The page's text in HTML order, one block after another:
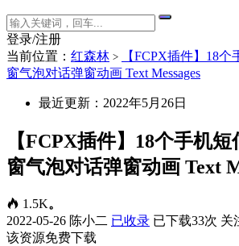
登录/注册
当前位置： 红森林 >
【FCPX插件】18
窗气泡对话弹窗动画 Text Messages
最近更新：2022年5月26日
【FCPX插件】18个手机
窗气泡对话弹窗动画 Text
1.5K。
2022-05-26 陈小二 已收录 已下载33次 关
该资源免费下载